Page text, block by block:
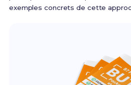
exemples concrets de cette